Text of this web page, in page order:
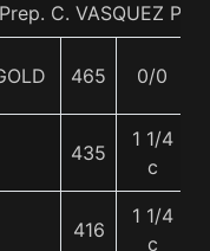
Prep. C. VASQUEZ P.
465 0/0
435
1 1/4
c
416
1 1/4
c